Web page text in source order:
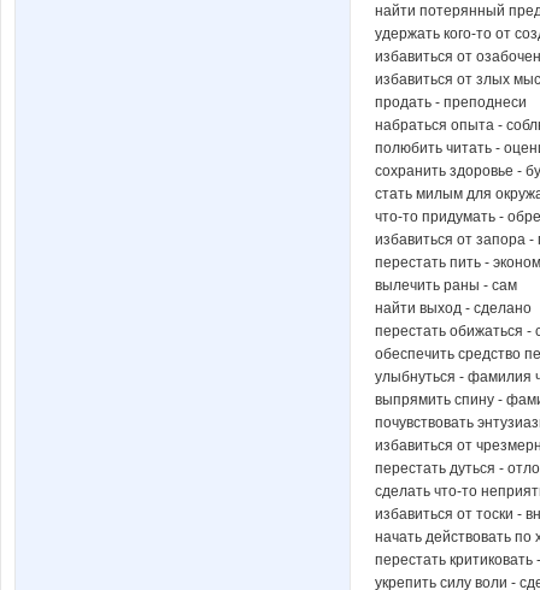
найти потерянный
удержать кого-то от
избавиться от
избавиться от злых
продать - преподнеси
набраться опыта -
полюбить читать -
сохранить здоровье -
стать милым для
что-то придумать -
избавиться от запора -
перестать пить -
вылечить раны - сам
найти выход - сделано
перестать обижаться -
обеспечить средство
улыбнуться - фамилия
выпрямить спину -
почувствовать
избавиться от
перестать дуться -
сделать что-то
избавиться от тоски -
начать действовать
перестать критиковать
укрепить силу воли -